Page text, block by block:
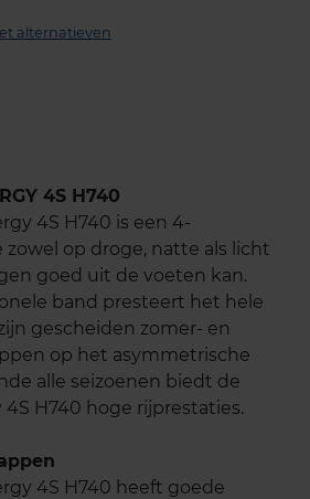
alternatieven
4S H740
4S H740 is een 4-
zowel op droge, natte als licht
goed uit de voeten kan.
band presteert het hele
gescheiden zomer- en
op het asymmetrische
alle seizoenen biedt de
H740 hoge rijprestaties.
4S H740 heeft goede